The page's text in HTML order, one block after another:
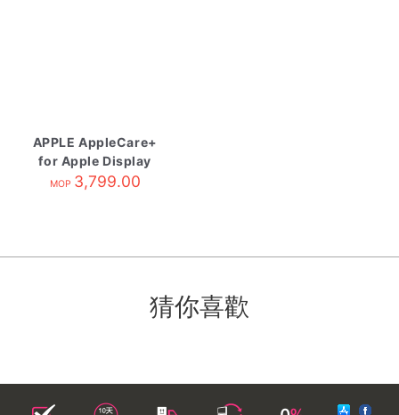
APPLE AppleCare+
for Apple Display
MOP 3,799.00
猜你喜歡